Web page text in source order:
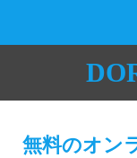
無料のオン